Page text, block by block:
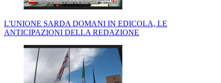
L'UNIONE SARDA DOMANI IN EDICOLA, LE
ANTICIPAZIONI DELLA REDAZIONE